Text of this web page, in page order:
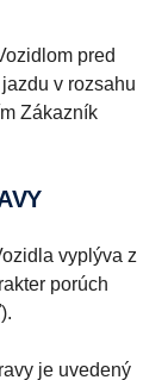
pred
v rozsahu
Zákazník
vyplýva z
porúch
je uvedený